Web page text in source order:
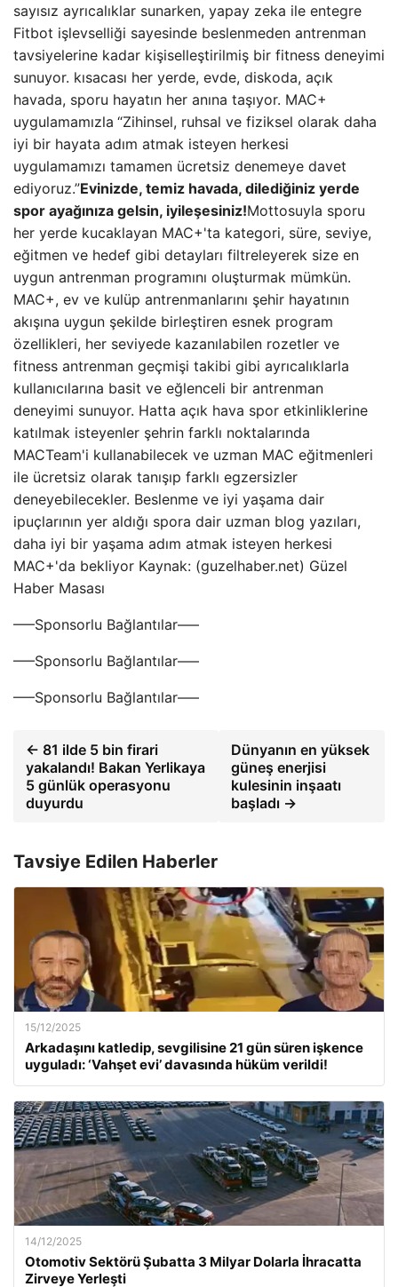
sayısız ayrıcalıklar sunarken, yapay zeka ile entegre
Fitbot işlevselliği sayesinde beslenmeden antrenman
tavsiyelerine kadar kişiselleştirilmiş bir fitness deneyimi
sunuyor. kısacası her yerde, evde, diskoda, açık
havada, sporu hayatın her anına taşıyor. MAC+
uygulamamızla “Zihinsel, ruhsal ve fiziksel olarak daha
iyi bir hayata adım atmak isteyen herkesi
uygulamamızı tamamen ücretsiz denemeye davet
ediyoruz.”Evinizde, temiz havada, dilediğiniz yerde
spor ayağınıza gelsin, iyileşesiniz!Mottosuyla sporu
her yerde kucaklayan MAC+'ta kategori, süre, seviye,
eğitmen ve hedef gibi detayları filtreleyerek size en
uygun antrenman programını oluşturmak mümkün.
MAC+, ev ve kulüp antrenmanlarını şehir hayatının
akışına uygun şekilde birleştiren esnek program
özellikleri, her seviyede kazanılabilen rozetler ve
fitness antrenman geçmişi takibi gibi ayrıcalıklarla
kullanıcılarına basit ve eğlenceli bir antrenman
deneyimi sunuyor. Hatta açık hava spor etkinliklerine
katılmak isteyenler şehrin farklı noktalarında
MACTeam'i kullanabilecek ve uzman MAC eğitmenleri
ile ücretsiz olarak tanışıp farklı egzersizler
deneyebilecekler. Beslenme ve iyi yaşama dair
ipuçlarının yer aldığı spora dair uzman blog yazıları,
daha iyi bir yaşama adım atmak isteyen herkesi
MAC+'da bekliyor Kaynak: (guzelhaber.net) Güzel
Haber Masası
—–Sponsorlu Bağlantılar—–
—–Sponsorlu Bağlantılar—–
—–Sponsorlu Bağlantılar—–
← 81 ilde 5 bin firari
yakalandı! Bakan Yerlikaya
5 günlük operasyonu
duyurdu
Dünyanın en yüksek
güneş enerjisi
kulesinin inşaatı
başladı →
Tavsiye Edilen Haberler
15/12/2025
Arkadaşını katledip, sevgilisine 21 gün süren işkence
uyguladı: ‘Vahşet evi’ davasında hüküm verildi!
14/12/2025
Otomotiv Sektörü Şubatta 3 Milyar Dolarla İhracatta
Zirveye Yerleşti